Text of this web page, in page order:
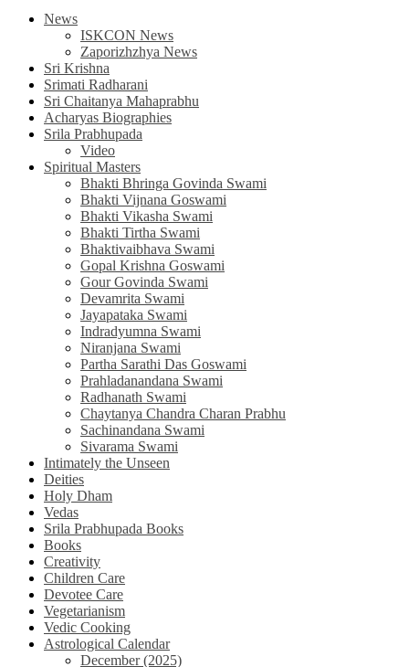
News
ISKCON News
Zaporizhzhya News
Sri Krishna
Srimati Radharani
Sri Chaitanya Mahaprabhu
Acharyas Biographies
Srila Prabhupada
Video
Spiritual Masters
Bhakti Bhringa Govinda Swami
Bhakti Vijnana Goswami
Bhakti Vikasha Swami
Bhakti Tirtha Swami
Bhaktivaibhava Swami
Gopal Krishna Goswami
Gour Govinda Swami
Devamrita Swami
Jayapataka Swami
Indradyumna Swami
Niranjana Swami
Partha Sarathi Das Goswami
Prahladanandana Swami
Radhanath Swami
Chaytanya Chandra Charan Prabhu
Sachinandana Swami
Sivarama Swami
Intimately the Unseen
Deities
Holy Dham
Vedas
Srila Prabhupada Books
Books
Creativity
Children Care
Devotee Care
Vegetarianism
Vedic Cooking
Astrological Calendar
December (2025)